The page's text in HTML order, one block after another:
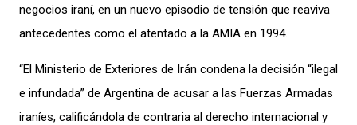
negocios iraní, en un nuevo episodio de tensión que reaviva
antecedentes como el atentado a la AMIA en 1994.
“El Ministerio de Exteriores de Irán condena la decisión “ilegal
e infundada” de Argentina de acusar a las Fuerzas Armadas
iraníes, calificándola de contraria al derecho internacional y